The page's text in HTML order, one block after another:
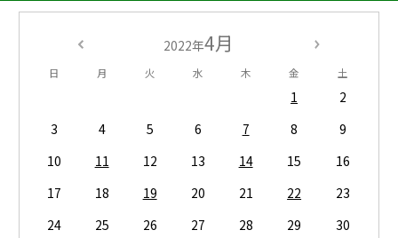
2022年4月
日 月 火 水 木 金 土
1
2
3
4 5 6 7 8
9
10
11 12 13 14 15
16
17
18 19 20 21 22
23
24
25 26 27 28 29 30